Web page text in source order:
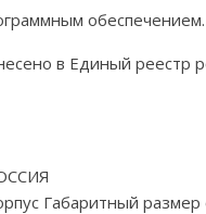
обеспечением.
в Единый реестр
Габаритный